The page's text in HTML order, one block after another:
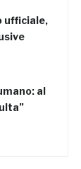
ufficiale,
al